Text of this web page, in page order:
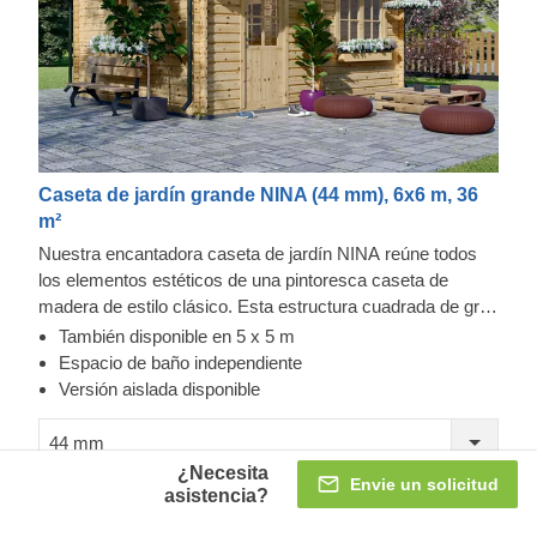
Caseta de jardín grande NINA (44 mm), 6x6 m, 36
m²
Nuestra encantadora caseta de jardín NINA reúne todos
los elementos estéticos de una pintoresca caseta de
madera de estilo clásico. Esta estructura cuadrada de gran
funcionalidad se verá genial en su patio trasero y le invitará
a pasar un rato tranquilo en su interior. Tanto si decide
utilizarla como zona de relax para descansar entre las
estar para sus reuniones de amigos, como habitación de
invitados o incluso como gimnasio en casa, ¡este modelo
económico tiene muchísimo que ofrecer! Para su mayor
También disponible en 5 x 5 m
Espacio de baño independiente
Versión aislada disponible
44 mm
Envie un solicitud
¿Necesita
asistencia?